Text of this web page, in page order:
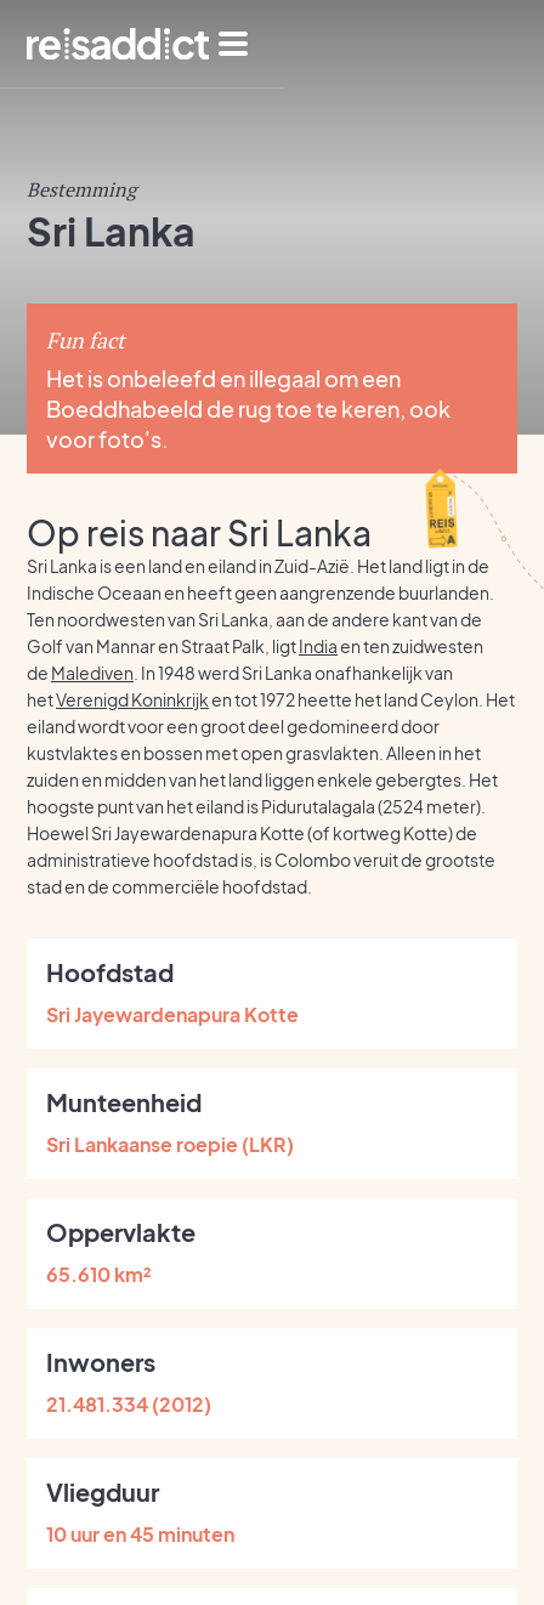
Bestemming
Sri Lanka
Fun fact
Het is onbeleefd en illegaal om een
Boeddhabeeld de rug toe te keren, ook
voor foto's.
Op reis naar Sri Lanka
Sri Lanka is een land en eiland in Zuid-Azië. Het land ligt in de
Indische Oceaan en heeft geen aangrenzende buurlanden.
Ten noordwesten van Sri Lanka, aan de andere kant van de
Golf van Mannar en Straat Palk, ligtIndiaen ten zuidwesten
de Malediven . In 1948 werd Sri Lanka onafhankelijk van
hetVerenigd Koninkrijken tot 1972 heette het land Ceylon. Het
eiland wordt voor een groot deel gedomineerd door
kustvlaktes en bossen met open grasvlakten. Alleen in het
zuiden en midden van het land liggen enkele gebergtes. Het
hoogste punt van het eiland is Pidurutalagala (2524 meter).
Hoewel Sri Jayewardenapura Kotte (of kortweg Kotte) de
administratieve hoofdstad is, is Colombo veruit de grootste
stad en de commerciële hoofdstad.
Hoofdstad
Sri Jayewardenapura Kotte
Munteenheid
Sri Lankaanse roepie (LKR)
Oppervlakte
65.610 km²
Inwoners
21.481.334 (2012)
Vliegduur
10 uur en 45 minuten